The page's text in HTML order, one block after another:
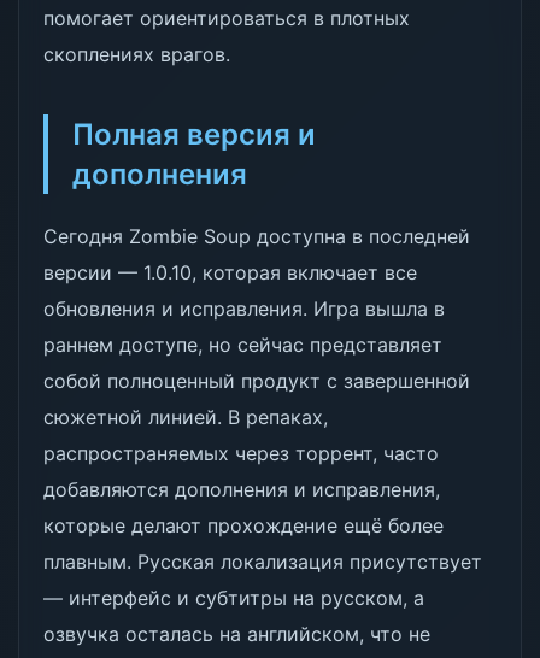
помогает ориентироваться в плотных
скоплениях врагов.
Полная версия и
дополнения
Сегодня Zombie Soup доступна в последней
версии — 1.0.10, которая включает все
обновления и исправления. Игра вышла в
раннем доступе, но сейчас представляет
собой полноценный продукт с завершенной
сюжетной линией. В репаках,
распространяемых через торрент, часто
добавляются дополнения и исправления,
которые делают прохождение ещё более
плавным. Русская локализация присутствует
— интерфейс и субтитры на русском, а
озвучка осталась на английском, что не